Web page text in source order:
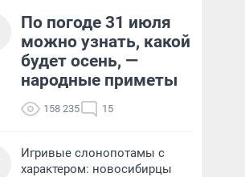
По погоде 31 июля
можно узнать, какой
будет осень, —
народные приметы
158 235 15
Игривые слонопотамы с
характером: новосибирцы